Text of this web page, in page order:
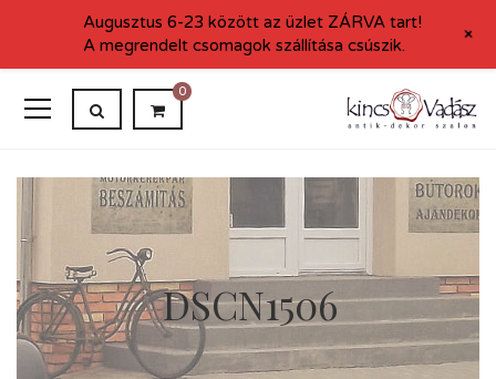
0
DSCN1506
Augusztus 6-23 között az üzlet ZÁRVA tart!
A megrendelt csomagok szállítása csúszik.
+